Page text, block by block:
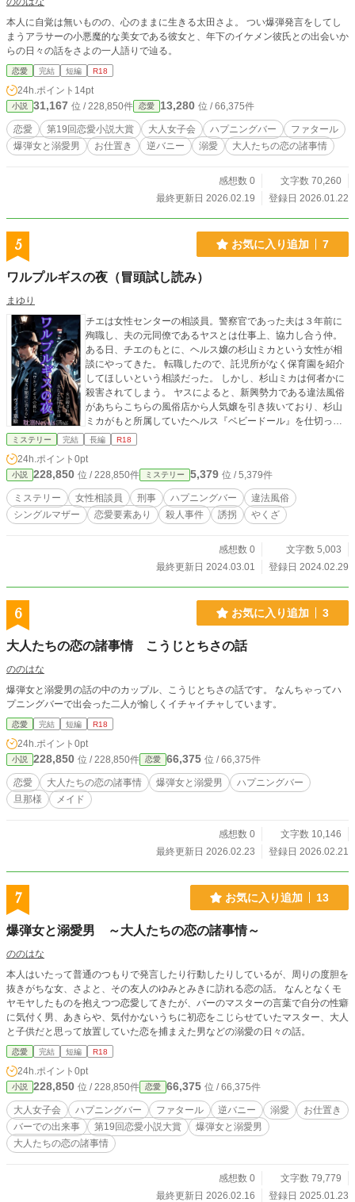
本人に自覚は無いものの、心のままに生きる太田さよ。 つい爆弾発言をしてし
まうアラサーの小悪魔的な美女である彼女と、年下のイケメン彼氏との出会いか
らの日々の話をさよの一人語りで辿る。
恋愛 完結 短編 R18
24h.ポイント 14pt
小説 31,167 位 / 228,850件 恋愛 13,280 位 / 66,375件
恋愛 第19回恋愛小説大賞 大人女子会 ハプニングバー
ファタール
爆弾女と溺愛男
お仕置き 逆バニー 溺愛 大人たちの恋の諸事情
感想数 0
文字数 70,260
最終更新日 2026.02.19
登録日 2026.01.22
5 お気に入り追加 7
ワルプルギスの夜（冒頭試し読み）
まゆり
チエは女性センターの相談員。警察官であった夫は３年前に
殉職し、夫の元同僚であるヤスとは仕事上、協力し合う仲。
ある日、チエのもとに、ヘルス嬢の杉山ミカという女性が相
談にやってきた。 転職したので、託児所がなく保育園を紹介
してほしいという相談だった。 しかし、杉山ミカは何者かに
殺害されてしまう。 ヤスによると、新興勢力である違法風俗
があちらこちらの風俗店から人気嬢を引き抜いており、杉山
ミカがもと所属していたヘルス『ベビードール』を仕切って
いる島口組系興竜会が、その違法風俗をつぶそうとしている
俗嬢たちがどこで働いているのかを探りにハプニングバー
『シャクティ』に行くが、行きがかり上そこで出会った男と
絡み合っているところをヤスに見られてしまい、ヤスとの仲
がぎくしゃくしたものになってしまう。 そして、杉山ミカの
幼稚園児の娘であるミリが何者かに連れ去られてしまい、仲
プニングバー『シャクティ』の乱交イベントであるワルプル
ギスの夜に警察が検挙を予定しているという極秘情報をヤス
し読みです。 ※ 続きはキンドル書籍にてお楽しみくださ
い。プロフィール欄のWebサイトという青いバナーに耽溺No
ミステリー 完結 長編 R18
24h.ポイント 0pt
小説 228,850 位 / 228,850件 ミステリー 5,379 位 / 5,379件
ミステリー 女性相談員 刑事 ハプニングバー
違法風俗
シングルマザー
恋愛要素あり 殺人事件 誘拐 やくざ
感想数 0
文字数 5,003
最終更新日 2024.03.01
登録日 2024.02.29
6 お気に入り追加 3
大人たちの恋の諸事情 こうじとちさの話
ののはな
爆弾女と溺愛男の話の中のカップル、こうじとちさの話です。 なんちゃってハ
プニングバーで出会った二人が愉しくイチャイチャしています。
恋愛 完結 短編 R18
24h.ポイント 0pt
小説 228,850 位 / 228,850件 恋愛 66,375 位 / 66,375件
恋愛 大人たちの恋の諸事情 爆弾女と溺愛男
ハプニングバー
旦那様
メイド
感想数 0
文字数 10,146
最終更新日 2026.02.23
登録日 2026.02.21
7 お気に入り追加 13
爆弾女と溺愛男 ～大人たちの恋の諸事情～
ののはな
本人はいたって普通のつもりで発言したり行動したりしているが、周りの度胆を
抜きがちな女、さよと、その友人のゆみとみきに訪れる恋の話。 なんとなくモ
ヤモヤしたものを抱えつつ恋愛してきたが、バーのマスターの言葉で自分の性癖
に気付く男、あきらや、気付かないうちに初恋をこじらせていたマスター、大人
と子供だと思って放置していた恋を捕まえた男などの溺愛の日々の話。
恋愛 完結 短編 R18
24h.ポイント 0pt
小説 228,850 位 / 228,850件 恋愛 66,375 位 / 66,375件
大人女子会 ハプニングバー ファタール 逆バニー 溺愛
お仕置き
バーでの出来事
第19回恋愛小説大賞
爆弾女と溺愛男
大人たちの恋の諸事情
感想数 0
文字数 79,779
最終更新日 2026.02.16
登録日 2025.01.23